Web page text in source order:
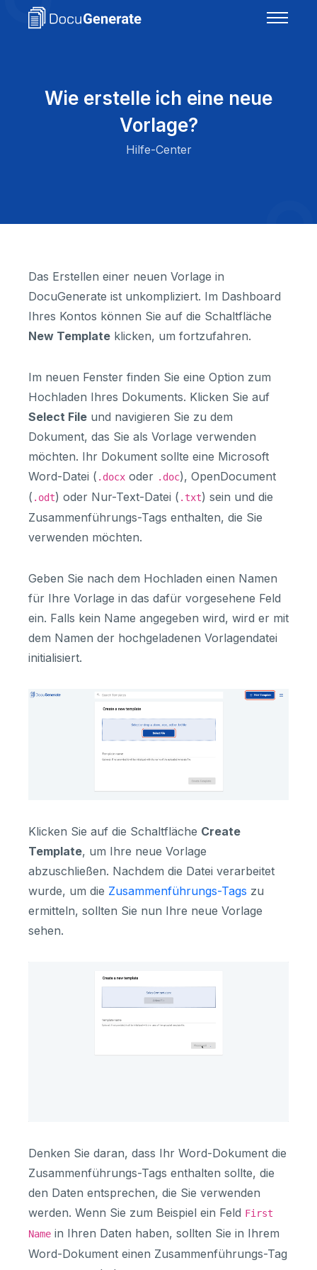
Wie erstelle ich eine neue
Vorlage?
Hilfe-Center
Das Erstellen einer neuen Vorlage in
DocuGenerate ist unkompliziert. Im Dashboard
Ihres Kontos können Sie auf die Schaltfläche
New Template klicken, um fortzufahren.
Im neuen Fenster finden Sie eine Option zum
Hochladen Ihres Dokuments. Klicken Sie auf
Select File und navigieren Sie zu dem
Dokument, das Sie als Vorlage verwenden
möchten. Ihr Dokument sollte eine Microsoft
Word-Datei ( .docx oder .doc), OpenDocument
( .odt) oder Nur-Text-Datei ( .txt) sein und die
Zusammenführungs-Tags enthalten, die Sie
verwenden möchten.
Geben Sie nach dem Hochladen einen Namen
für Ihre Vorlage in das dafür vorgesehene Feld
ein. Falls kein Name angegeben wird, wird er mit
dem Namen der hochgeladenen Vorlagendatei
initialisiert.
Klicken Sie auf die Schaltfläche Create
Template, um Ihre neue Vorlage
abzuschließen. Nachdem die Datei verarbeitet
wurde, um die Zusammenführungs-Tags zu
ermitteln, sollten Sie nun Ihre neue Vorlage
sehen.
Denken Sie daran, dass Ihr Word-Dokument die
Zusammenführungs-Tags enthalten sollte, die
den Daten entsprechen, die Sie verwenden
werden. Wenn Sie zum Beispiel ein Feld First
Name in Ihren Daten haben, sollten Sie in Ihrem
Word-Dokument einen Zusammenführungs-Tag